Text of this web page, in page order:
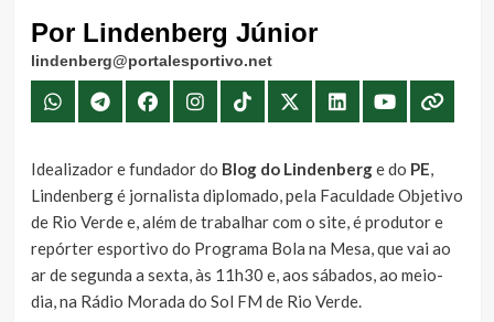
Por Lindenberg Júnior
lindenberg@portalesportivo.net
Idealizador e fundador do Blog do Lindenberge do PE,
Lindenberg é jornalista diplomado, pela Faculdade Objetivo
de Rio Verde e, além de trabalhar com o site, é produtor e
repórter esportivo do Programa Bola na Mesa, que vai ao
ar de segunda a sexta, às 11h30 e, aos sábados, ao meio-
dia, na Rádio Morada do Sol FM de Rio Verde.